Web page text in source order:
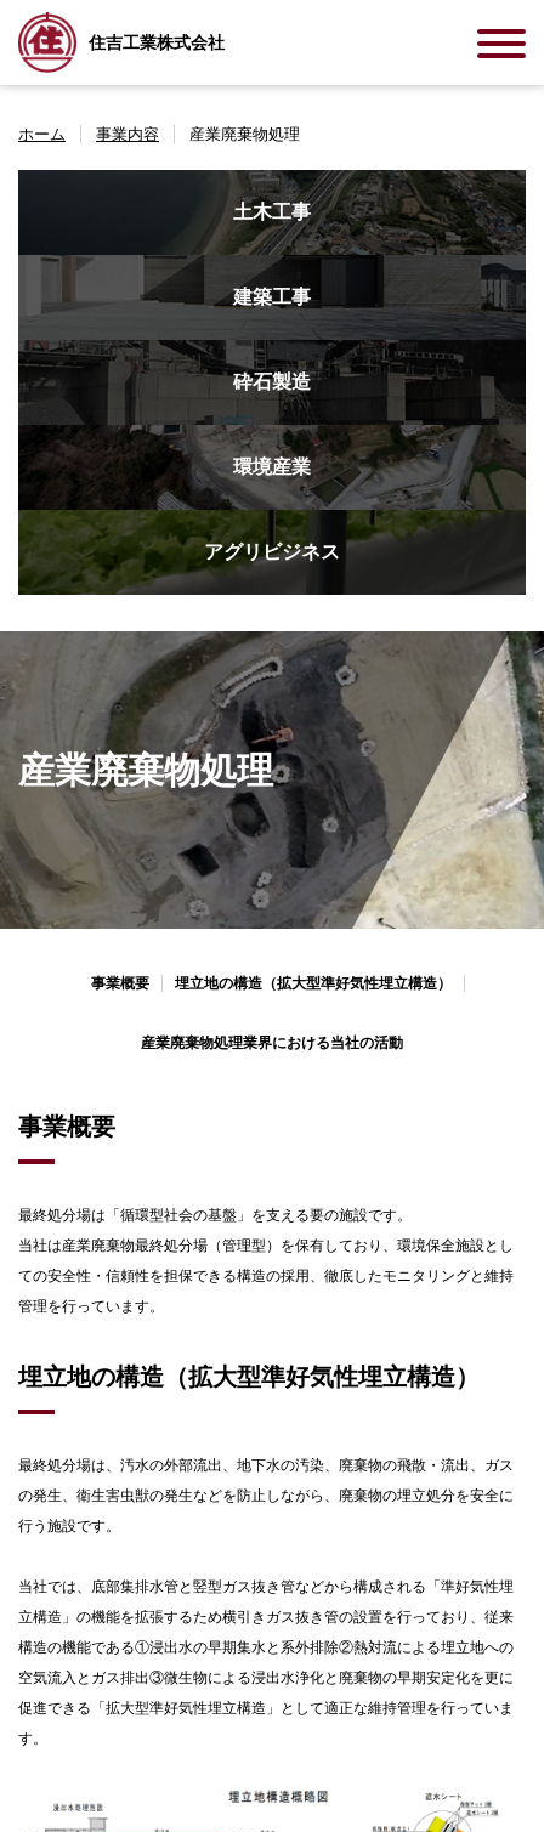
住吉工業株式会社
ホーム 事業内容 産業廃棄物処理
土木工事
建築工事
砕石製造
環境産業
アグリビジネス
産業廃棄物処理
事業概要 埋⽴地の構造（拡⼤型準好気性埋⽴構造）
産業廃棄物処理業界における当社の活動
事業概要
最終処分場は「循環型社会の基盤」を⽀える要の施設です。
当社は産業廃棄物最終処分場（管理型）を保有しており、環境保全施設とし
ての安全性・信頼性を担保できる構造の採⽤、徹底したモニタリングと維持
管理を⾏っています。
埋⽴地の構造（拡⼤型準好気性埋⽴構造）
最終処分場は、汚⽔の外部流出、地下⽔の汚染、廃棄物の⾶散・流出、ガス
の発⽣、衛⽣害⾍獣の発⽣などを防⽌しながら、廃棄物の埋⽴処分を安全に
⾏う施設です。
当社では、底部集排⽔管と竪型ガス抜き管などから構成される「準好気性埋
⽴構造」の機能を拡張するため横引きガス抜き管の設置を⾏っており、従来
構造の機能である①浸出⽔の早期集⽔と系外排除②熱対流による埋⽴地への
空気流⼊とガス排出③微⽣物による浸出⽔浄化と廃棄物の早期安定化を更に
促進できる「拡⼤型準好気性埋⽴構造」として適正な維持管理を⾏っていま
す。